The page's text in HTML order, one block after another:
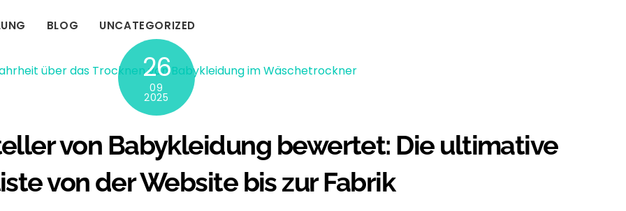
BLOG UNCATEGORIZED
26
09
2025
von Babykleidung bewertet: Die ultimative
von der Website bis zur Fabrik